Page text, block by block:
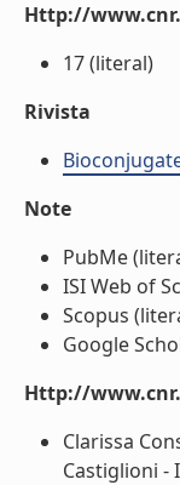
Http://
17 (literal)
Rivista
Note
PubMe
ISI Web of
Scopus
Google
Http://
Clarissa
Castiglioni -